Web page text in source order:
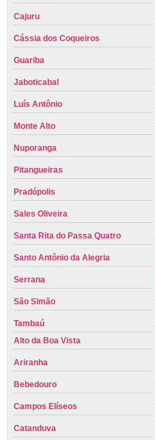
Cajuru
Cássia dos Coqueiros
Guariba
Jaboticabal
Luís Antônio
Monte Alto
Nuporanga
Pitangueiras
Pradópolis
Sales Oliveira
Santa Rita do Passa Quatro
Santo Antônio da Alegria
Serrana
São Simão
Tambaú
Alto da Boa Vista
Ariranha
Bebedouro
Campos Elíseos
Catanduva